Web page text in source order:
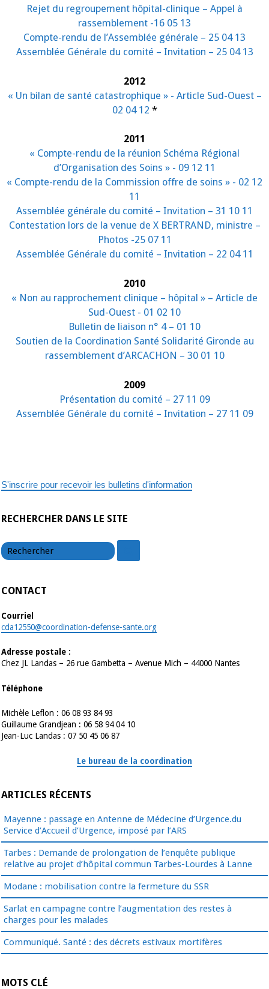
Rejet du regroupement hôpital-clinique – Appel à
rassemblement -16 05 13
Compte-rendu de l’Assemblée générale – 25 04 13
Assemblée Générale du comité – Invitation – 25 04 13
2012
« Un bilan de santé catastrophique » - Article Sud-Ouest –
02 04 12 *
2011
« Compte-rendu de la réunion Schéma Régional
d’Organisation des Soins » - 09 12 11
« Compte-rendu de la Commission offre de soins » - 02 12
11
Assemblée générale du comité – Invitation – 31 10 11
Contestation lors de la venue de X BERTRAND, ministre –
Photos -25 07 11
Assemblée Générale du comité – Invitation – 22 04 11
2010
« Non au rapprochement clinique – hôpital » – Article de
Sud-Ouest - 01 02 10
Bulletin de liaison n° 4 – 01 10
Soutien de la Coordination Santé Solidarité Gironde au
rassemblement d’ARCACHON – 30 01 10
2009
Présentation du comité – 27 11 09
Assemblée Générale du comité – Invitation – 27 11 09
S'inscrire pour recevoir les bulletins d'information
RECHERCHER DANS LE SITE
CONTACT
Courriel
cda12550@coordination-defense-sante.org
Adresse postale :
Chez JL Landas – 26 rue Gambetta – Avenue Mich – 44000 Nantes
Téléphone
Michèle Leflon : 06 08 93 84 93
Guillaume Grandjean : 06 58 94 04 10
Jean-Luc Landas : 07 50 45 06 87
Le bureau de la coordination
ARTICLES RÉCENTS
Mayenne : passage en Antenne de Médecine d’Urgence.du
Service d’Accueil d’Urgence, imposé par l’ARS
Tarbes : Demande de prolongation de l’enquête publique
relative au projet d’hôpital commun Tarbes-Lourdes à Lanne
Modane : mobilisation contre la fermeture du SSR
Sarlat en campagne contre l’augmentation des restes à
charges pour les malades
Communiqué. Santé : des décrets estivaux mortifères
MOTS CLÉ